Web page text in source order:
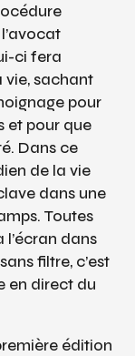
ci fera
vie, sachant
pour
et pour que
Dans ce
de la vie
dans une
Toutes
dans
filtre, c’est
en direct du
édition